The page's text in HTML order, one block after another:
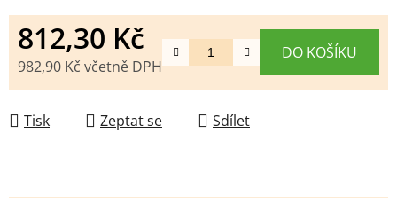
812,30 Kč
982,90 Kč včetně DPH
Měrná cena:
DO KOŠÍKU
Tisk Zeptat se Sdílet